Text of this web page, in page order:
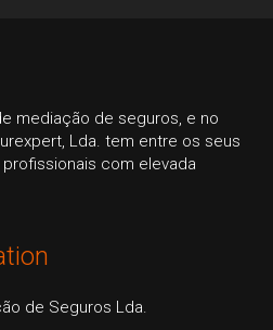
mediação de seguros, e no
Lda. tem entre os seus
com elevada
de Seguros Lda.